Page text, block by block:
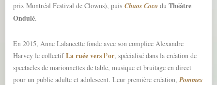
prix Montréal Festival de Clowns), puisChaos Coco duThéâtre
Ondulé.
En 2015, Anne Lalancette fonde avec son complice Alexandre
Harvey le collectifLa ruée vers l’or, spécialisé dans la création de
spectacles de marionnettes de table, musique et bruitage en direct
pour un public adulte et adolescent. Leur première création,Pommes